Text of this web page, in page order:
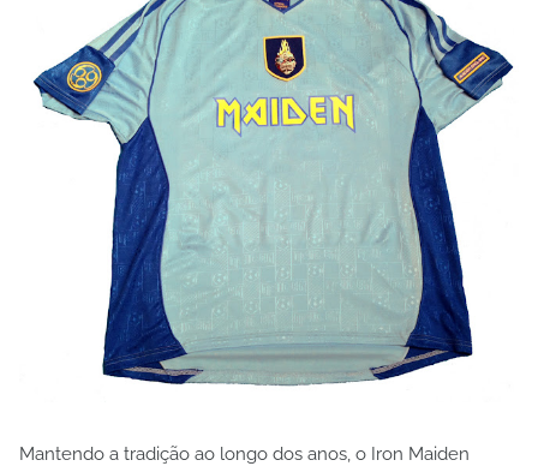
Mantendo a tradição ao longo dos anos, o Iron Maiden